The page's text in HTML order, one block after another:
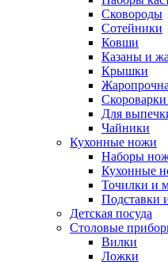
Сковороды
Сотейники
Ковши
Казаны и
Крышки
Для
Чайники
Кухонные ножи
Наборы
Кухонные
Точилки и
Подставки
Детская посуда
Столовые
Вилки
Ложки